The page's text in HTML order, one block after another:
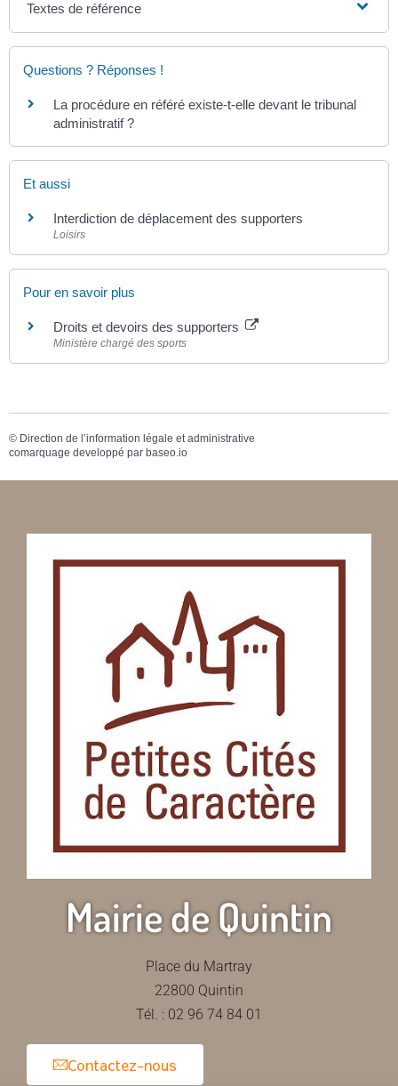
Textes de référence
Questions ? Réponses !
La procédure en référé existe-t-elle devant le tribunal
administratif ?
Et aussi
Interdiction de déplacement des supporters
Loisirs
Pour en savoir plus
Droits et devoirs des supporters
Ministère chargé des sports
© Direction de l’information légale et administrative
comarquage developpé par baseo.io
Mairie de Quintin
Place du Martray
22800 Quintin
Tél. : 02 96 74 84 01
Contactez-nous